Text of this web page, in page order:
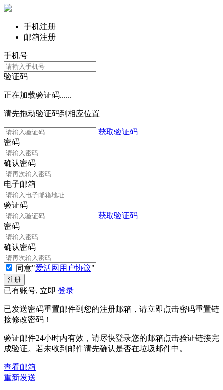
手机注册
邮箱注册
手机号
验证码
正在加载验证码......
请先拖动验证码到相应位置
获取验证码
密码
确认密码
电子邮箱
验证码
获取验证码
密码
确认密码
同意"爱活网用户协议"
已有账号, 立即 登录
已发送密码重置邮件到您的注册邮箱，请立即点击密码重置链
接修改密码！
验证邮件24小时内有效，请尽快登录您的邮箱点击验证链接完
成验证。若未收到邮件请先确认是否在垃圾邮件中。
查看邮箱
重新发送